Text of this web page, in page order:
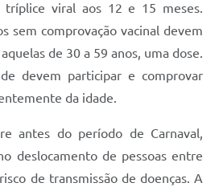
tríplice viral aos 12 e 15 meses.
sem comprovação vacinal devem
de 30 a 59 anos, uma dose.
devem participar e comprovar
da idade.
antes do período de Carnaval,
deslocamento de pessoas entre
de transmissão de doenças. A